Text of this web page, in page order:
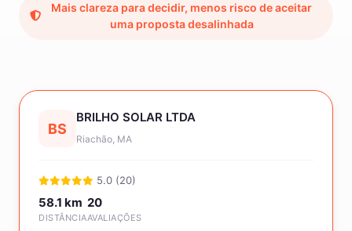
BS
BRILHO SOLAR LTDA
Riachão, MA
5.0 (20)
58.1 km
DISTÂNCIA
20
AVALIAÇÕES
Mais clareza para decidir, menos risco de aceitar
uma proposta desalinhada